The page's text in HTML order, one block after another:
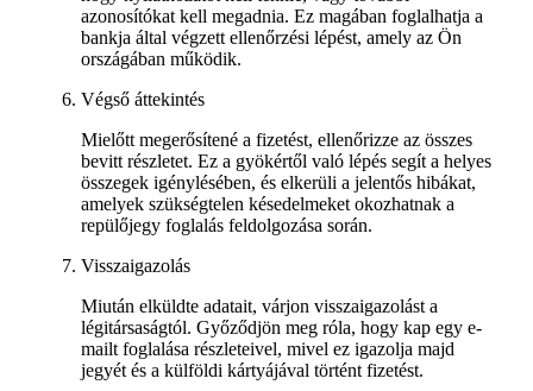
azonosítókat kell megadnia. Ez magában foglalhatja a
bankja által végzett ellenőrzési lépést, amely az Ön
országában működik.
Végső áttekintés
Mielőtt megerősítené a fizetést, ellenőrizze az összes
bevitt részletet. Ez a gyökértől való lépés segít a helyes
összegek igénylésében, és elkerüli a jelentős hibákat,
amelyek szükségtelen késedelmeket okozhatnak a
repülőjegy foglalás feldolgozása során.
Visszaigazolás
Miután elküldte adatait, várjon visszaigazolást a
légitársaságtól. Győződjön meg róla, hogy kap egy e-
mailt foglalása részleteivel, mivel ez igazolja majd
jegyét és a külföldi kártyájával történt fizetést.